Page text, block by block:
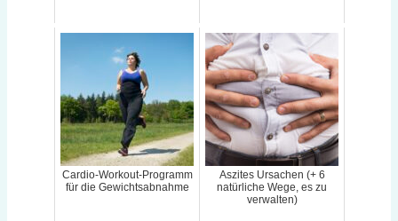
Cardio-Workout-Programm
für die Gewichtsabnahme
Aszites Ursachen (+ 6
natürliche Wege, es zu
verwalten)